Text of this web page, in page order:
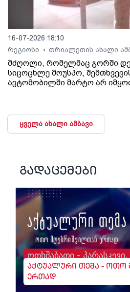
16-07-2026 18:10
რეგიონი
• თრიალეთის ახალი
მძღოლი, რომელმაც გორში
სიცოცხლე მოუსპო,
ავტომობილში მარტო არ
ყველა ახალი ამბავი
გადაცემები
ოთხშაბათი - პარასკევი,
აქტუალური თემა - ოთო
ერთად